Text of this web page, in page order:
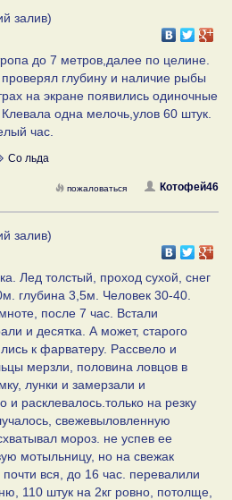
залив)
до 7 метров,далее по целине.
глубину и наличие рыбы
на экране появились одиночные
одна мелочь,улов 60 штук.
час.
Со льда
Котофей46
пожаловаться
залив)
Лед толстый, проход сухой, снег
глубина 3,5м. Человек 30-40.
после 7 час. Встали
и десятка. А может, старого
к фарватеру. Рассвело и
мерзли, половина ловцов в
лунки и замерзали и
и расклевалось.только на резку
свежевыловленную
мороз. не успев ее
мотыльницу, но на свежак
вся, до 16 час. перевалили
110 штук на 2кг ровно, потолще,